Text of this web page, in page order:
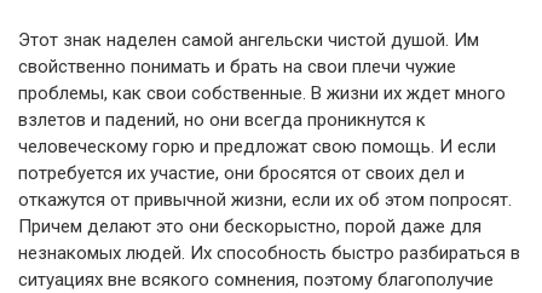
Этот знак наделен самой ангельски чистой душой. Им
свойственно понимать и брать на свои плечи чужие
проблемы, как свои собственные. В жизни их ждет много
взлетов и падений, но они всегда проникнутся к
человеческому горю и предложат свою помощь. И если
потребуется их участие, они бросятся от своих дел и
откажутся от привычной жизни, если их об этом попросят.
Причем делают это они бескорыстно, порой даже для
незнакомых людей. Их способность быстро разбираться в
ситуациях вне всякого сомнения, поэтому благополучие